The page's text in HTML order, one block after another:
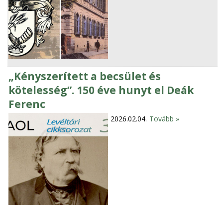
„Kényszerített a becsület és
kötelesség”. 150 éve hunyt el Deák
Ferenc
2026.02.04. Tovább »